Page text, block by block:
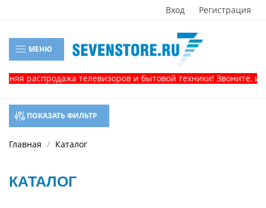
Вход Регистрация
МЕНЮ
телевизоров и бытовой техники! Звоните, и
ПОКАЗАТЬ ФИЛЬТР
Главная Каталог
КАТАЛОГ